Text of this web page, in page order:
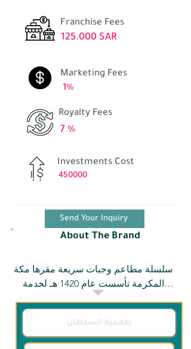
Franchise Fees
125.000 SAR
Marketing Fees
1%
Royalty Fees
7 %
Investments Cost
450000
Send Your Inquiry
About The Brand
سلسلة مطاعم وجبات سريعة مقرها مكة
المكرمة تأسست عام 1420 هـ لخدمة
اهالي مكة و زوار بيت الله الحرام بطريقة
حديثة و متطورة , و ذلك لتسهيل التعامل
مع العميل و سرعة الأداء و جودة الطلب
ليستطيع العميل الوصول الى ما يبحث عنه